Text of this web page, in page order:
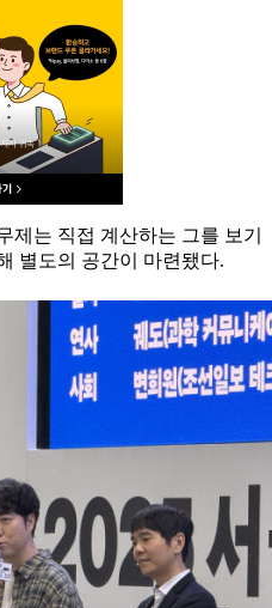
제는 직접 계산하는 그를 보기
별도의 공간이 마련됐다.